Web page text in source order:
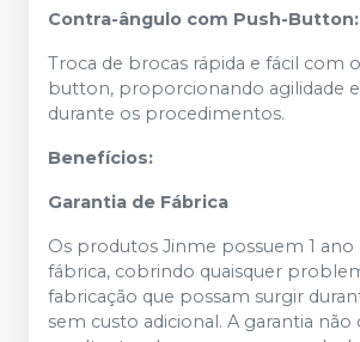
Contra-ângulo com Push-Button:
Troca de brocas rápida e fácil com
button, proporcionando agilidade
durante os procedimentos.
Benefícios:
Garantia de Fábrica
Os produtos Jinme possuem 1 ano
fábrica, cobrindo quaisquer
fabricação que possam surgir
sem custo adicional. A garantia